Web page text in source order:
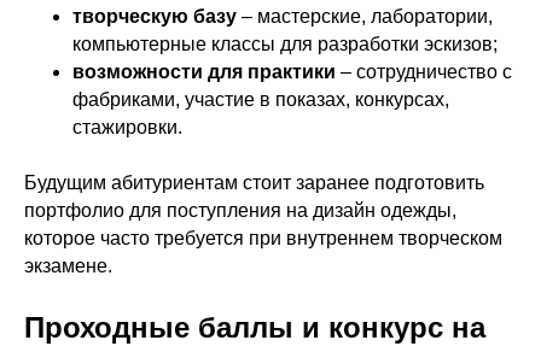
творческую базу – мастерские, лаборатории,
компьютерные классы для разработки эскизов;
возможности для практики – сотрудничество с
фабриками, участие в показах, конкурсах,
стажировки.
Будущим абитуриентам стоит заранее подготовить
портфолио для поступления на дизайн одежды,
которое часто требуется при внутреннем творческом
экзамене.
Проходные баллы и конкурс на